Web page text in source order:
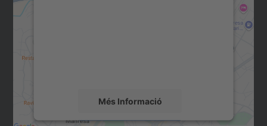
Més Informació